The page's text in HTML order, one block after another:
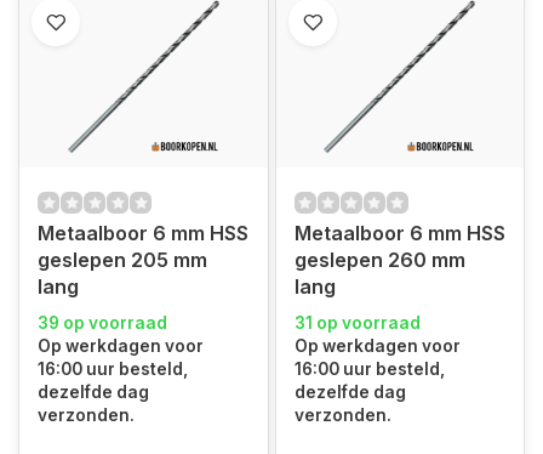
Metaalboor 6 mm HSS
geslepen 205 mm
lang
39 op voorraad
Op werkdagen voor
16:00 uur besteld,
dezelfde dag
verzonden.
Metaalboor 6 mm HSS
geslepen 260 mm
lang
31 op voorraad
Op werkdagen voor
16:00 uur besteld,
dezelfde dag
verzonden.